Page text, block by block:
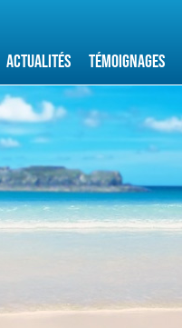
Actualités Témoignages